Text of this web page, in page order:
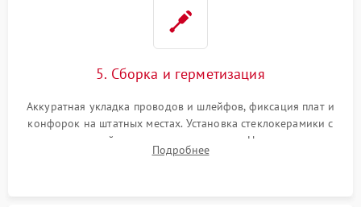
5. Сборка и герметизация
Аккуратная укладка проводов и шлейфов, фиксация плат и
конфорок на штатных местах. Установка стеклокерамики с
проверкой равномерности зазоров. Нанесение
термостойкого герметика или укладка уплотнительной
Подробнее